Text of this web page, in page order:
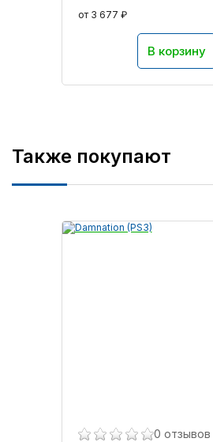
от 3 677 ₽
В корзину
Также покупают
0 отзывов